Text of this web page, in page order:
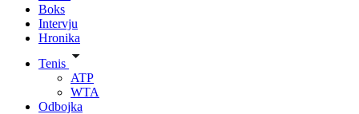
Boks
Intervju
Hronika
Tenis
ATP
WTA
Odbojka